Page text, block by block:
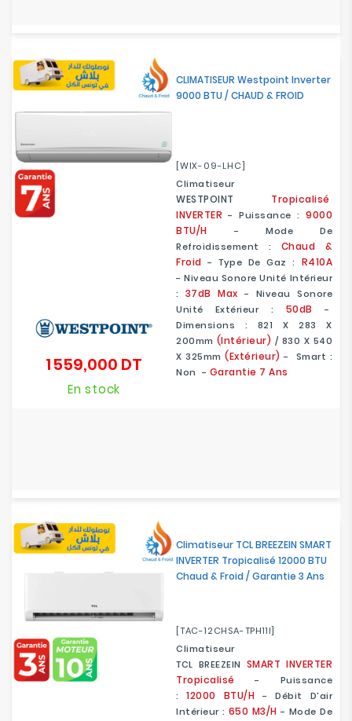
CLIMATISEUR Westpoint Inverter
9000 BTU / CHAUD & FROID
[WIX-09-LHC]
Climatiseur
WESTPOINT Tropicalisé
INVERTER - Puissance : 9000
BTU/H - Mode De
Refroidissement : Chaud &
Froid - Type De Gaz : R410A
- Niveau Sonore Unité Intérieur
: 37dB Max - Niveau Sonore
Unité Extérieur : 50dB
-
Dimensions : 821 X 283 X
200mm (Intérieur) / 830 X 540
X 325mm (Extérieur) - Smart :
Non - Garantie 7 Ans
1 559,000 DT
En stock
Climatiseur TCL BREEZEIN SMART
INVERTER Tropicalisé 12000 BTU
Chaud & Froid / Garantie 3 Ans
[TAC-12CHSA-TPH11I]
Climatiseur
TCL BREEZEIN SMART INVERTER
Tropicalisé- Puissance
:
12000 BTU/H - Débit D'air
Intérieur : 650 M3/h - Mode De